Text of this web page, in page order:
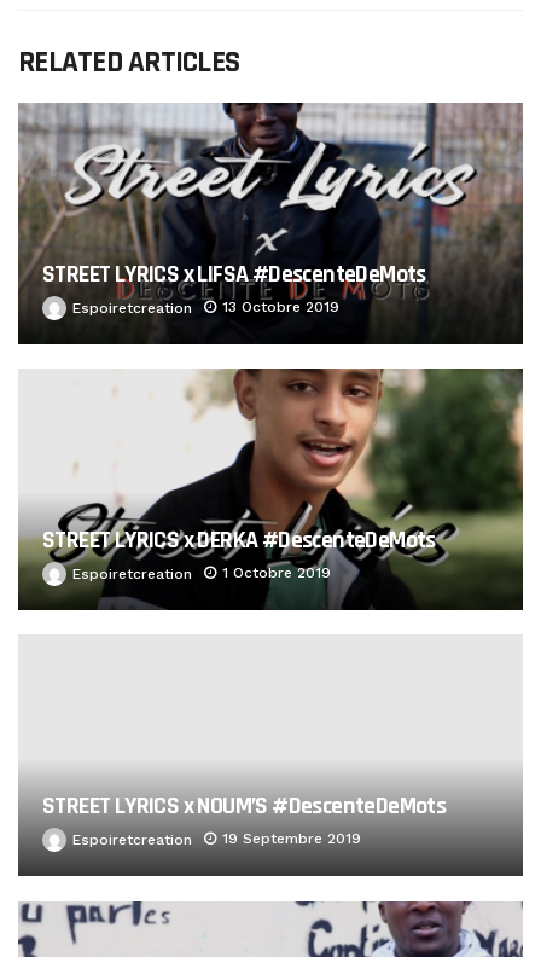
RELATED ARTICLES
STREET LYRICS x LIFSA #DescenteDeMots
Espoiretcreation 13 Octobre 2019
STREET LYRICS x DERKA #DescenteDeMots
Espoiretcreation 1 Octobre 2019
STREET LYRICS x NOUM’S #DescenteDeMots
Espoiretcreation 19 Septembre 2019